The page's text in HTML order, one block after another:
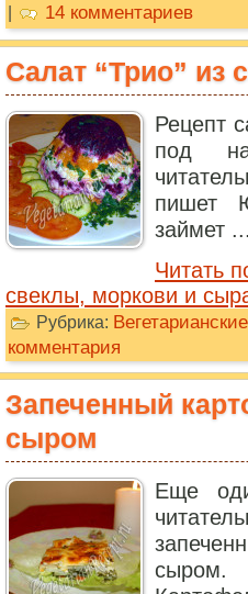
14 комментариев
Салат “Трио” из
Рецепт
под
пишет
займет
Читать
свеклы, моркови и
Рубрика:
комментария
Запеченный
сыром
Еще
сыром.